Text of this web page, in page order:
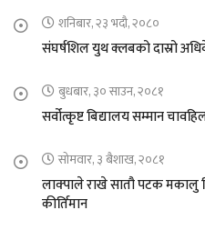
शनिबार, २३ भदौ, २०८०
संघर्षशिल युथ क्लबको दास्रो
बुधबार, ३० साउन, २०८१
सर्वोत्कृष्ट बिद्यालय सम्मान
सोमवार, ३ बैशाख, २०८१
लाक्पाले राखे सातौ पटक मकालु
कीर्तिमान